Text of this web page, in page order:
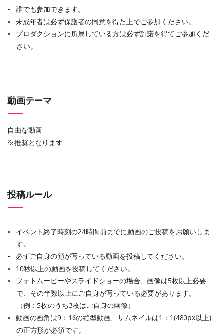
誰でも参加できます。
未成年者は必ず保護者の同意を得た上でご参加ください。
プロダクションに所属している方は必ず許諾を得てご参加くだ
さい。
動画テーマ
自由な動画
※推奨となります
投稿ルール
イベント終了時刻の24時間前までに動画のご投稿をお願いしま
す。
必ずご自身の顔が写っている動画を投稿してください。
10秒以上の動画を投稿してください。
フォトムービーやスライドショーの場合、画像は5枚以上必要
で、その半数以上にご自身が写っている必要があります。
（例：5枚のうち3枚はご自身の画像）
動画の画角は9：16の縦型動画、サムネイルは1：1(480px以上)
の正方形が必須です。